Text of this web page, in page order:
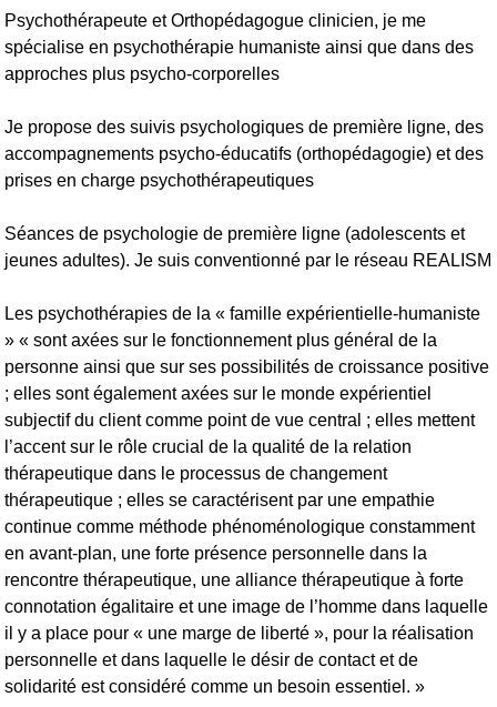
Psychothérapeute et Orthopédagogue clinicien, je me
spécialise en psychothérapie humaniste ainsi que dans des
approches plus psycho-corporelles
Je propose des suivis psychologiques de première ligne, des
accompagnements psycho-éducatifs (orthopédagogie) et des
prises en charge psychothérapeutiques
Séances de psychologie de première ligne (adolescents et
jeunes adultes). Je suis conventionné par le réseau REALISM
Les psychothérapies de la « famille expérientielle-humaniste
» « sont axées sur le fonctionnement plus général de la
personne ainsi que sur ses possibilités de croissance positive
; elles sont également axées sur le monde expérientiel
subjectif du client comme point de vue central ; elles mettent
l’accent sur le rôle crucial de la qualité de la relation
thérapeutique dans le processus de changement
thérapeutique ; elles se caractérisent par une empathie
continue comme méthode phénoménologique constamment
en avant-plan, une forte présence personnelle dans la
rencontre thérapeutique, une alliance thérapeutique à forte
connotation égalitaire et une image de l’homme dans laquelle
il y a place pour « une marge de liberté », pour la réalisation
personnelle et dans laquelle le désir de contact et de
solidarité est considéré comme un besoin essentiel. »